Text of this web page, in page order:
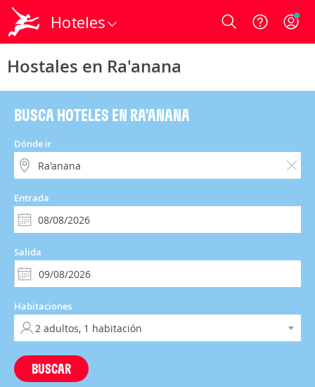
Hoteles Login
Hostales en Ra'anana
BUSCA HOTELES EN RA'ANANA
Dónde ir
Entrada
Salida
Habitaciones
BUSCAR